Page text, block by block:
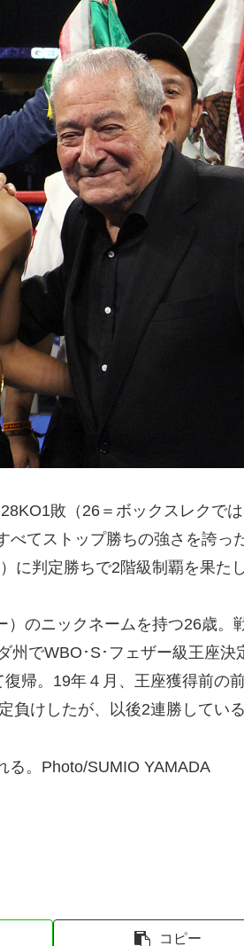
敗（26＝ボックスレクで
べてストップ勝ちの強さを誇っ
に判定勝ちで2階級制覇を果たし
のニックネームを持つ26歳。
州でWBO･S･フェザー級王座決
帰。19年４月、王座獲得前の
負けしたが、以後2連勝している
。Photo/SUMIO YAMADA
コピー